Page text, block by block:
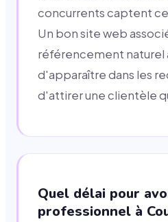
concurrents captent
Un bon site web
référencement
d'apparaître dans les
d'attirer une clientèle
Quel délai pour
professionnel à